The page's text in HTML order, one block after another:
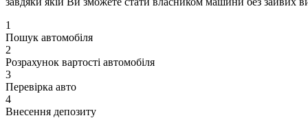
1
Пошук автомобіля
2
Розрахунок вартості автомобіля
3
Перевірка авто
4
Внесення депозиту